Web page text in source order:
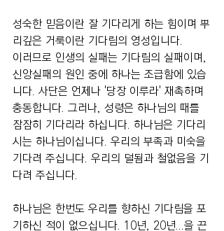
성숙한 믿음이란 잘 기다리게 하는 힘이며 뿌
리깊은 거룩이란 기다림의 영성입니다.
이러므로 인생의 실패는 기다림의 실패이며,
신앙실패의 원인 중에 하나는 조급함에 있습
니다. 사단은 언제나 '당장 이루라' 재촉하며
충동합니다. 그러나, 성령은 하나님의 때를
잠잠히 기다리라 하십니다. 하나님은 기다리
시는 하나님이십니다. 우리의 부족과 미숙을
기다려 주십니다. 우리의 덜됨과 철없음을 기
다려 주십니다.
하나님은 한번도 우리를 향하신 기다림을 포
기하신 적이 없으십니다. 10년, 20년...을 끈